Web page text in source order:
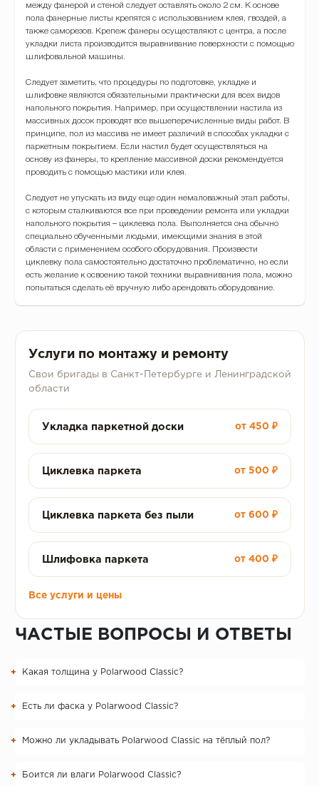
между фанерой и стеной следует оставлять около 2 см. К основе
пола фанерные листы крепятся с использованием клея, гвоздей, а
также саморезов. Крепеж фанеры осуществляют с центра, а после
укладки листа производится выравнивание поверхности с помощью
шлифовальной машины.
Следует заметить, что процедуры по подготовке, укладке и
шлифовке являются обязательными практически для всех видов
напольного покрытия. Например, при осуществлении настила из
массивных досок проводят все вышеперечисленные виды работ. В
принципе, пол из массива не имеет различий в способах укладки с
паркетным покрытием. Если настил будет осуществляться на
основу из фанеры, то крепление массивной доски рекомендуется
проводить с помощью мастики или клея.
Следует не упускать из виду еще один немаловажный этап работы,
с которым сталкиваются все при проведении ремонта или укладки
напольного покрытия – циклевка пола. Выполняется она обычно
специально обученными людьми, имеющими знания в этой
области с применением особого оборудования. Произвести
циклевку пола самостоятельно достаточно проблематично, но если
есть желание к освоению такой техники выравнивания пола, можно
попытаться сделать её вручную либо арендовать оборудование.
Услуги по монтажу и ремонту
Свои бригады в Санкт-Петербурге и Ленинградской
области
Укладка паркетной доски от 450 ₽
Циклевка паркета от 500 ₽
Циклевка паркета без пыли от 600 ₽
Шлифовка паркета от 400 ₽
Все услуги и цены
ЧАСТЫЕ ВОПРОСЫ И ОТВЕТЫ
Какая толщина у Polarwood Classic?
Есть ли фаска у Polarwood Classic?
Можно ли укладывать Polarwood Classic на тёплый пол?
Боится ли влаги Polarwood Classic?